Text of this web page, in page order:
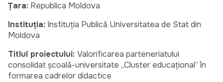
Țara: Republica Moldova
Instituția: Instituția Publică Universitatea de Stat din
Moldova
Titlul proiectului: Valorificarea parteneriatului
consolidat școală-universitate „Cluster educațional” în
formarea cadrelor didactice